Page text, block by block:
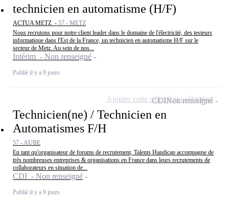
technicien en automatisme (H/F)
ACTUA METZ - 57 - METZ
Nous recrutons pour notre client leader dans le domaine de l'électricité, des testeurs
informatique dans l'Est de la France, un technicien en automatisme H/F sur le
secteur de Metz. Au sein de nos...
Intérim - Non renseigné
Publié il y a 9 jours
Technicien(ne) / Technicien en
Automatismes F/H
57 - AUBE
En tant qu'organisateur de forums de recrutement, Talents Handicap accompagne de
très nombreuses entreprises & organisations en France dans leurs recrutements de
collaborateurs en situation de...
CDI - Non renseigné
Publié il y a 9 jours
CDINon renseigné
Ajouter cette offre à ma sélection